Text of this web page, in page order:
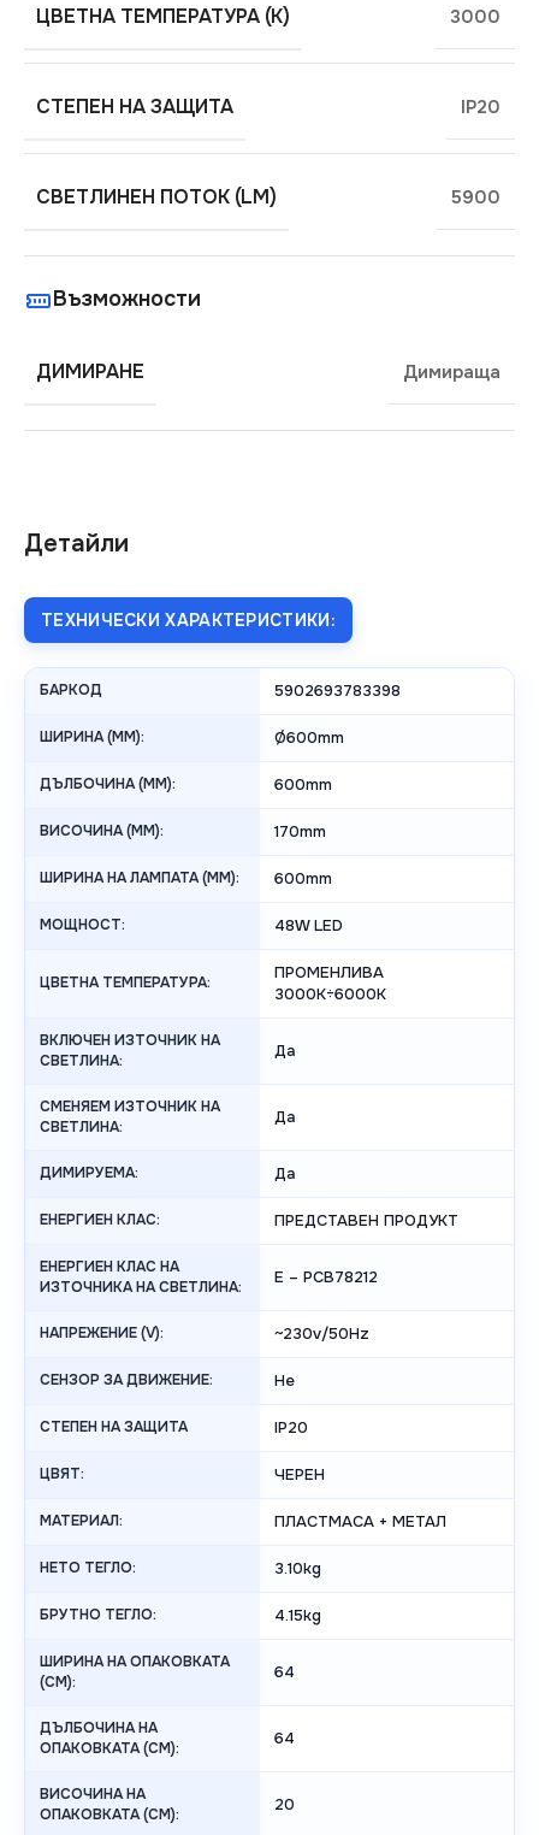
Детайли
ТЕХНИЧЕСКИ ХАРАКТЕРИСТИКИ:
БАРКОД 5902693783398
ШИРИНА (MM): Ø600mm
ДЪЛБОЧИНА (MM): 600mm
ВИСОЧИНА (MM): 170mm
ШИРИНА НА ЛАМПАТА (MM): 600mm
МОЩНОСТ: 48W LED
ЦВЕТНА ТЕМПЕРАТУРА:
ПРОМЕНЛИВА
3000K÷6000K
ВКЛЮЧЕН ИЗТОЧНИК НА
СВЕТЛИНА:
Да
СМЕНЯЕМ ИЗТОЧНИК НА
СВЕТЛИНА:
Да
ДИМИРУЕМА: Да
ЕНЕРГИЕН КЛАС: ПРЕДСТАВЕН ПРОДУКТ
ЕНЕРГИЕН КЛАС НА
ИЗТОЧНИКА НА СВЕТЛИНА:
E – PCB78212
НАПРЕЖЕНИЕ (V): ~230v/50Hz
СЕНЗОР ЗА ДВИЖЕНИЕ: Не
СТЕПЕН НА ЗАЩИТА IP20
ЦВЯТ: ЧЕРЕН
МАТЕРИАЛ: ПЛАСТМАСА + МЕТАЛ
НЕТО ТЕГЛО: 3.10kg
БРУТНО ТЕГЛО: 4.15kg
ШИРИНА НА ОПАКОВКАТА
(CM):
64
ДЪЛБОЧИНА НА
ОПАКОВКАТА (CM):
64
ВИСОЧИНА НА
ОПАКОВКАТА (СМ):
20
ЦВЕТНА ТЕМПЕРАТУРА (K) 3000
СТЕПЕН НА ЗАЩИТА IP20
СВЕТЛИНЕН ПОТОК (LM) 5900
Възможности
ДИМИРАНЕ Димираща